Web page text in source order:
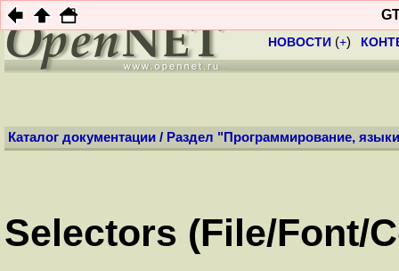
НОВОСТИ (+)
Каталог документации / Раздел "Программирование,
Selectors (File/Font/